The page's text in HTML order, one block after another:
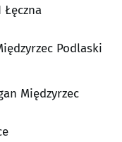
Łęczna
Podlaski
Międzyrzec